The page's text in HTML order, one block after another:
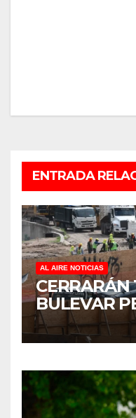
ENTRADA
AL AIRE NOTICIAS
BULEVAR
PARA
ANTES DEL